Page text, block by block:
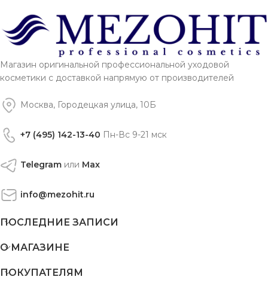
Магазин оригинальной профессиональной уходовой
косметики с доставкой напрямую от производителей
Москва, Городецкая улица, 10Б
+7 (495) 142-13-40 Пн-Вс 9-21 мск
Telegram или Max
info@mezohit.ru
ПОСЛЕДНИЕ ЗАПИСИ
О МАГАЗИНЕ
ПОКУПАТЕЛЯМ